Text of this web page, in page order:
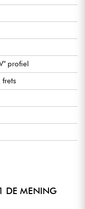
profiel
microfoon pickups
DE MENING